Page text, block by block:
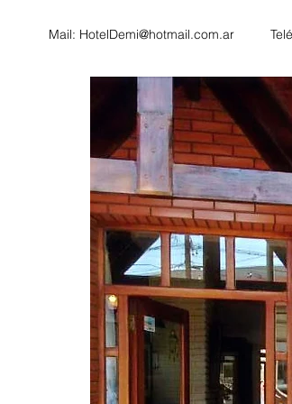
Mail: HotelDemi@hotmail.com.ar